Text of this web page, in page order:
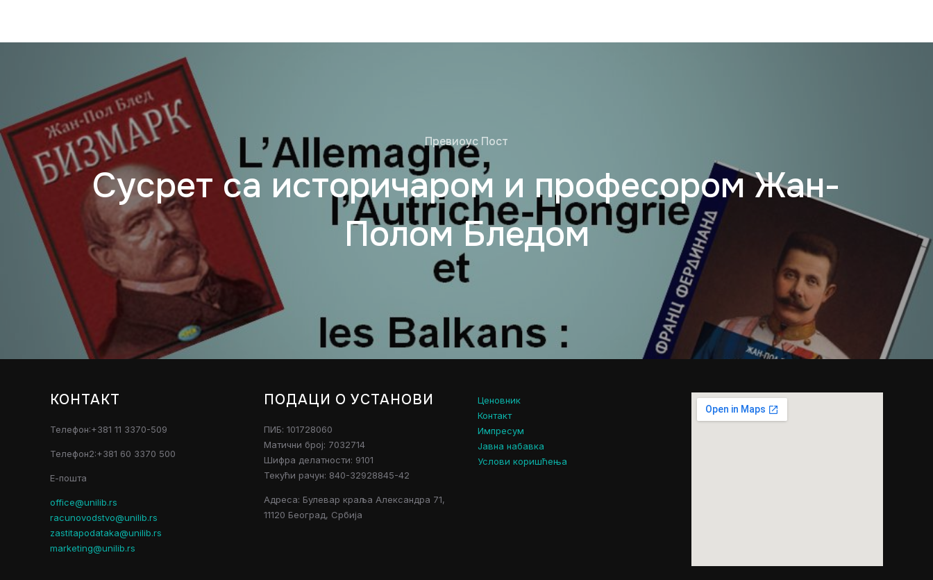
Превиоус Пост
Сусрет са историчаром и професором Жан-
Полом Бледом
КОНТАКТ
Телефон:+381 11 3370-509
Телефон2:+381 60 3370 500
Е-пошта
office@unilib.rs
racunovodstvo@unilib.rs
zastitapodataka@unilib.rs
marketing@unilib.rs
ПОДАЦИ О УСТАНОВИ
ПИБ: 101728060
Матични број: 7032714
Шифра делатности: 9101
Текући рачун: 840-32928845-42
Адреса: Булевар краља Александра 71,
11120 Београд, Србија
Ценовник
Контакт
Импресум
Јавна набавка
Услови коришћења